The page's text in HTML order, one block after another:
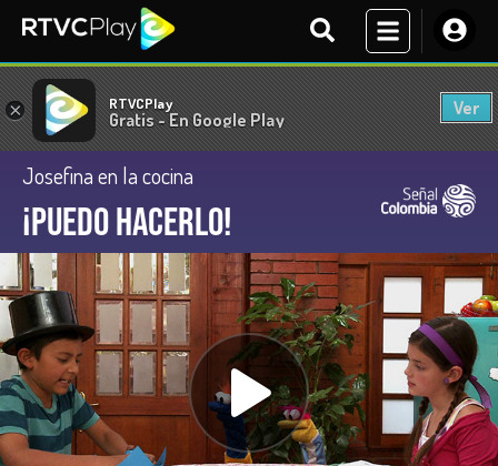
× RTVCPlay
Gratis - En Google Play
Ver
Josefina en la cocina
¡Puedo hacerlo!